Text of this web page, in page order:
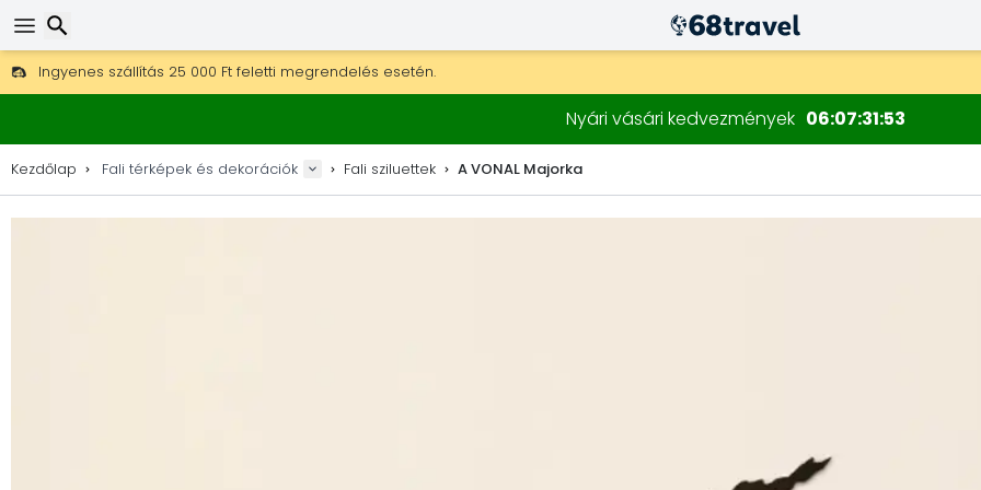
Ingyenes szállítás 25 000 Ft feletti megrendelés esetén.
30 nap a visszaküldésre, 90 nap a fa térképekre és dekorokra.
Nyári vásári kedvezmények 06073151
Kezdőlap Fali térképek és dekorációk Fali sziluettek A VONAL Majorka